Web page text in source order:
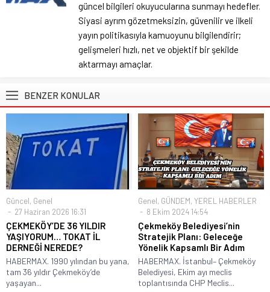
güncel bilgileri okuyucularına sunmayı hedefler.
Siyasi ayrım gözetmeksizin, güvenilir ve ilkeli
yayın politikasıyla kamuoyunu bilgilendirir;
gelişmeleri hızlı, net ve objektif bir şekilde
aktarmayı amaçlar.
BENZER KONULAR
Güncel, Genel
27 Haziran 2026 16:31
ÇEKMEKÖY’DE 36 YILDIR
YAŞIYORUM… TOKAT İL
DERNEĞİ NEREDE?
HABERMAX. 1990 yılından bu yana,
tam 36 yıldır Çekmeköy’de
yaşayan...
Genel, GÜNDEM, YEREL HABERLER
8 Ekim 2024 14:54
Çekmeköy Belediyesi’nin
Stratejik Planı: Geleceğe
Yönelik Kapsamlı Bir Adım
HABERMAX. İstanbul– Çekmeköy
Belediyesi, Ekim ayı meclis
toplantısında CHP Meclis...